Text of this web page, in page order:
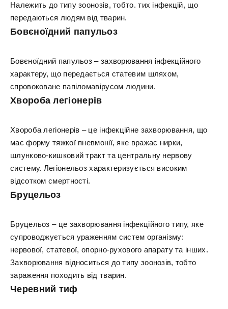
Належить до типу зоонозів, тобто. тих інфекцій, що
передаються людям від тварин.
Бовєноїдний папульоз
Бовєноїдний папульоз – захворювання інфекційного
характеру, що передається статевим шляхом,
спровоковане папіломавірусом людини.
Хвороба легіонерів
Хвороба легіонерів – це інфекційне захворювання, що
має форму тяжкої пневмонії, яке вражає нирки,
шлунково-кишковий тракт та центральну нервову
систему. Легіонельоз характеризується високим
відсотком смертності.
Бруцельоз
Бруцельоз – це захворювання інфекційного типу, яке
супроводжується ураженням систем організму:
нервової, статевої, опорно-рухового апарату та інших.
Захворювання відноситься до типу зоонозів, тобто
зараження походить від тварин.
Черевний тиф